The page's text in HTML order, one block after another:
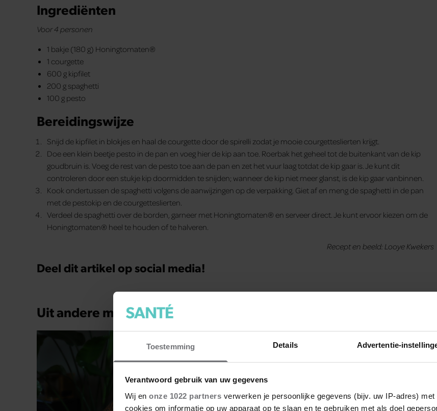
Toestemming Details Advertentie-
Verantwoord gebruik van uw gegevens
Wij en onze 1022 partners verwerken je persoonlijke gegevens (bijv. uw IP-adres)
cookies om informatie op uw apparaat op te slaan en te gebruiken met als doel
Ingrediënten
Voor 4 personen
1 bakje (180 g) Honingtomaten®
1 courgette
600 g kipfilet
200 g spaghetti
100 g pesto
Bereidingswijze
Snijd de kipfilet in blokjes en haal de courgette door de spirelli zodat je mooie courgetteslierten krijgt.
Doe een klein beetje pesto in de pan en voeg hier de kip aan toe. Roerbak het geheel tot de buitenkant van de kip
goudbruin is. Voeg de rest van de pesto toe aan de pan en zet het vuur laag totdat de kip gaar is. Je kunt dit
controleren door een stukje kip doormidden te snijden; wanneer de kip niet meer glanst, is de kip gaar vanbinnen.
Kook ondertussen de spaghetti volgens de aanwijzingen op de verpakking. Giet af en meng de spaghetti in de pan
met de pestokip en de courgetteslierten.
Verdeel de spaghetti over de borden, garneer met Honingtomaten® en serveer direct. Je kunt ervoor kiezen om de
Honingtomaten® heel te houden of te halveren.
Recept en beeld: Looye Kwekers
Deel dit artikel op social media!
Uit andere media